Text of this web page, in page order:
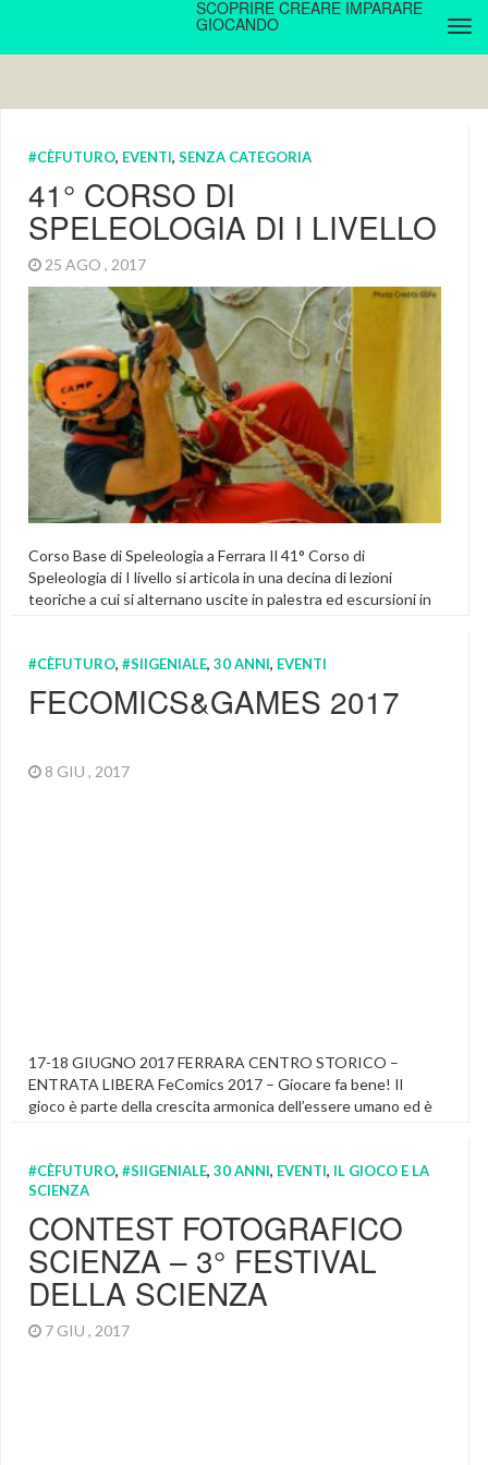
SCOPRIRE CREARE IMPARARE
GIOCANDO
#CÈFUTURO, EVENTI, SENZA CATEGORIA
41° CORSO DI
SPELEOLOGIA DI I LIVELLO
25 AGO , 2017
Corso Base di Speleologia a Ferrara Il 41° Corso di
Speleologia di I livello si articola in una decina di lezioni
teoriche a cui si alternano uscite in palestra ed escursioni in
collaterali all’attività speleologica. Le lezioni teoriche si
Ferrarese, in Via Canal […]
#CÈFUTURO, #SIIGENIALE, 30 ANNI, EVENTI
FECOMICS&GAMES 2017
8 GIU , 2017
17-18 GIUGNO 2017 FERRARA CENTRO STORICO –
ENTRATA LIBERA FeComics 2017 – Giocare fa bene! Il
gioco è parte della crescita armonica dell’essere umano ed è
mettersi in gioco trasformando spesso la propria fantasia […]
Fecomics Facebook,Fecomics Ferrara, Fecomics Programma
Giochi Da Tavolo Bambini
Giochi Da Tavolo Bambini 5 Anni
Giochi Da Tavolo Fantasy ,Giochi Da Tavolo Giganti
#CÈFUTURO, #SIIGENIALE, 30 ANNI, EVENTI, IL GIOCO E LA
SCIENZA
CONTEST FOTOGRAFICO
SCIENZA – 3° FESTIVAL
DELLA SCIENZA
7 GIU , 2017